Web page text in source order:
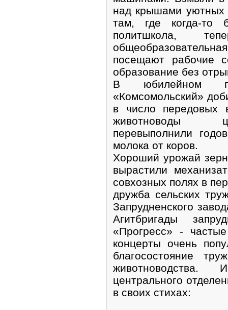
над крышами уютных
там, где когда-то
политшкола,
посещают рабочие
образование без
В юбилейном
«Комсомольский»
в число
животноводы
перевыполнили
молока от коров.
Хороший урожай
вырастили
совхозных полях в
дружба сельских
Запрудненского
Агитбригады
«Прогресс» -
концерты очень
благосостояние
центрального
в своих стихах: